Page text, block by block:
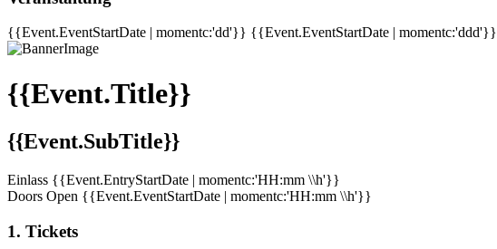
{{Event.EventStartDate | momentc:'dd'}} {{Event.EventStartDate | momentc:'ddd'}}
{{Event.Title}}
{{Event.SubTitle}}
Einlass {{Event.EntryStartDate | momentc:'HH:mm \\h'}}
Doors Open {{Event.EventStartDate | momentc:'HH:mm \\h'}}
1. Tickets